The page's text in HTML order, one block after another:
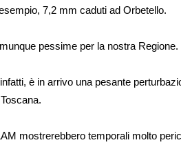
7,2 mm caduti ad Orbetello.
pessime per la nostra Regione.
è in arrivo una pesante
mostrerebbero temporali molto